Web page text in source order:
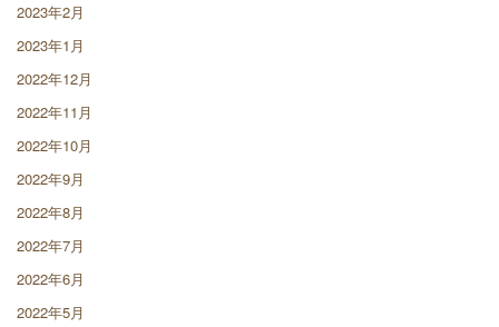
2023年2月
2023年1月
2022年12月
2022年11月
2022年10月
2022年9月
2022年8月
2022年7月
2022年6月
2022年5月